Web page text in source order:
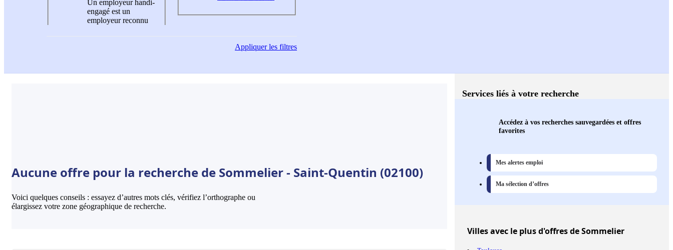
Un employeur handi-
engagé est un
employeur reconnu
Appliquerles filtres
Aucune offre pour la recherche de Sommelier - Saint-Quentin (02100)
Voici quelques conseils : essayez d’autres mots clés, vérifiez l’orthographe ou
élargissez votre zone géographique de recherche.
Services liés à votre recherche
Accédez à vos recherches sauvegardées et offres
favorites
Mes alertes emploi
Ma sélection d’offres
Villesavec le plus d'offres de Sommelier